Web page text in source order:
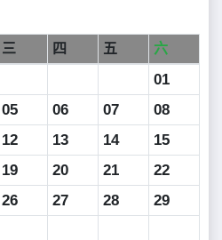
三 四 五 六
01
05 06 07
08
12 13 14
15
19 20 21
22
26 27 28
29